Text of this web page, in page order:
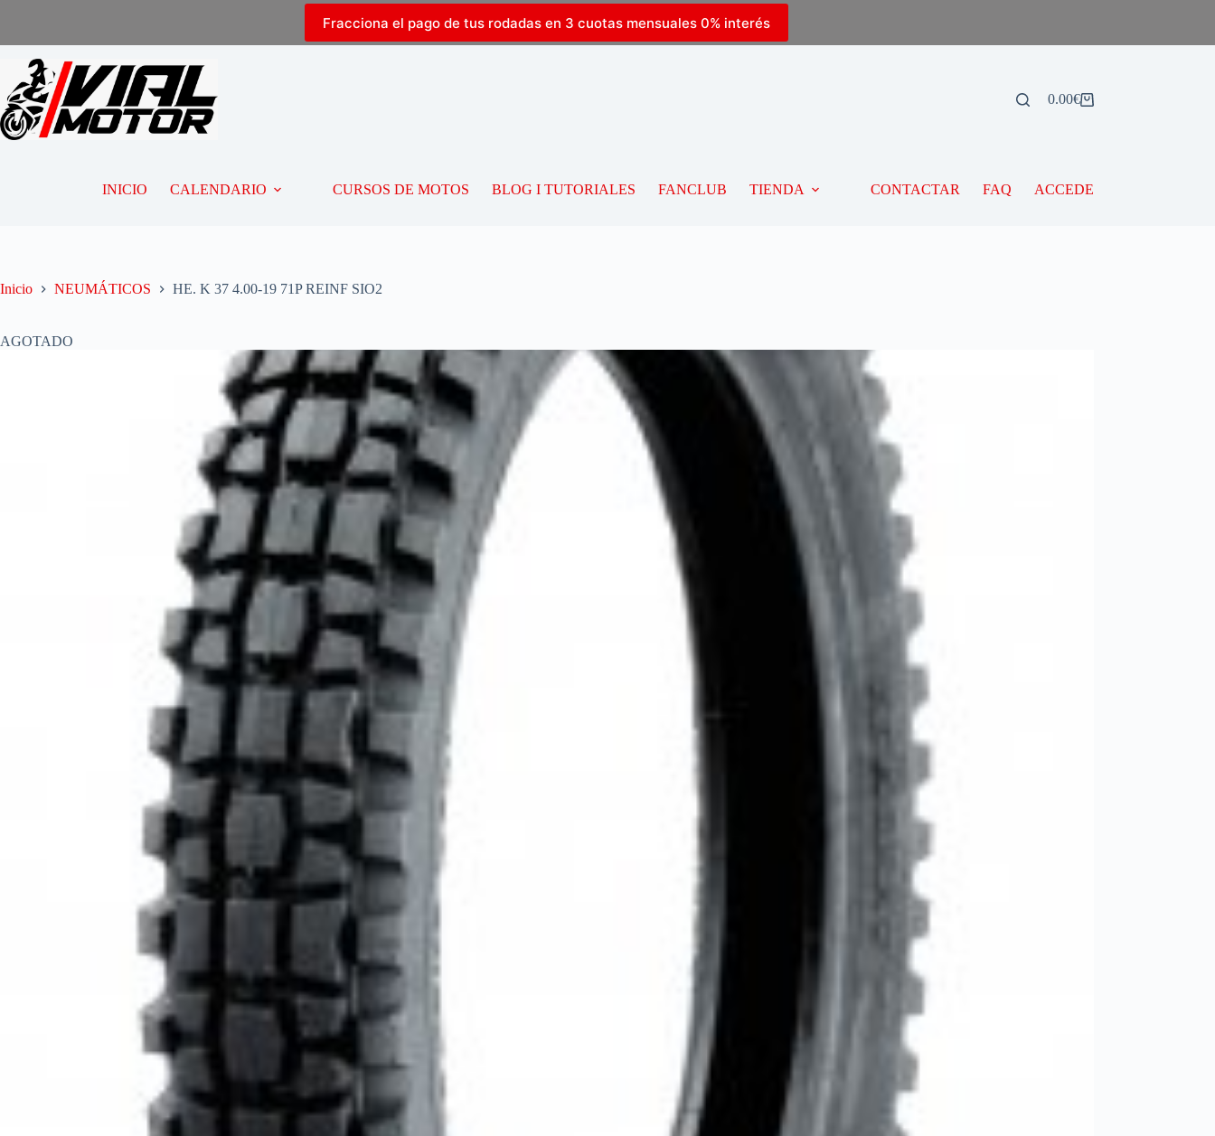
Fracciona el pago de tus rodadas en 3 cuotas mensuales 0% interés
0.00€
INICIO CALENDARIO CURSOS DE MOTOS BLOG I TUTORIALES FANCLUB TIENDA CONTACTAR FAQ ACCEDE
Inicio NEUMÁTICOS HE. K 37 4.00-19 71P REINF SIO2
AGOTADO